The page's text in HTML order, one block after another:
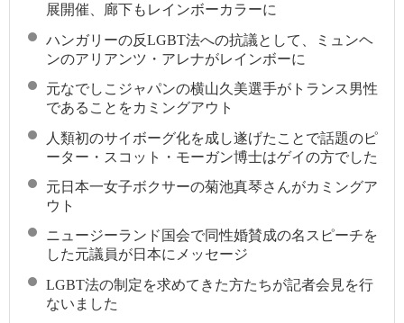
展開催、廊下もレインボーカラーに
ハンガリーの反LGBT法への抗議として、ミュンヘ
ンのアリアンツ・アレナがレインボーに
元なでしこジャパンの横山久美選手がトランス男性
であることをカミングアウト
人類初のサイボーグ化を成し遂げたことで話題のピ
ーター・スコット・モーガン博士はゲイの方でした
元日本一女子ボクサーの菊池真琴さんがカミングア
ウト
ニュージーランド国会で同性婚賛成の名スピーチを
した元議員が日本にメッセージ
LGBT法の制定を求めてきた方たちが記者会見を行
ないました